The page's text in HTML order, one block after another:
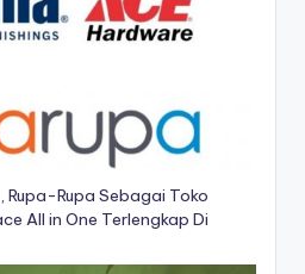
Rupa Sebagai Toko
All in One Terlengkap Di